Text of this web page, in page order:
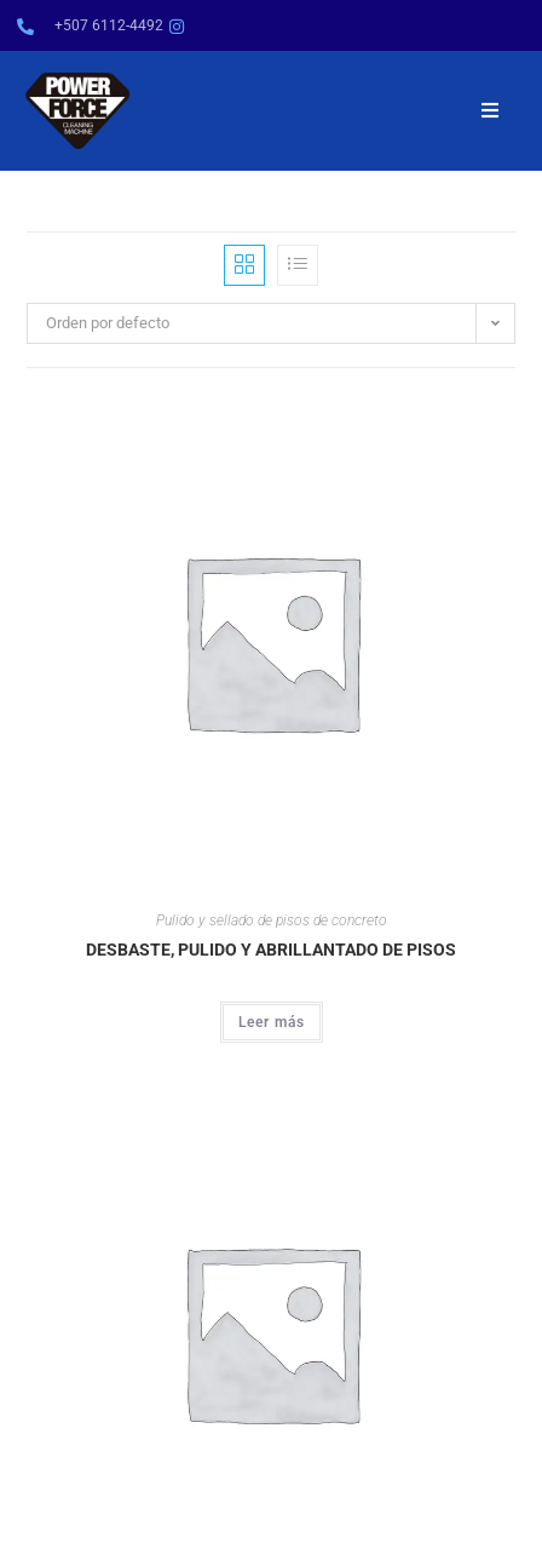
+507 6112-4492
INICIO
PRODUCTOS
Orden por defecto
Pulido y sellado de pisos de concreto
DESBASTE, PULIDO Y ABRILLANTADO DE PISOS
Leer más